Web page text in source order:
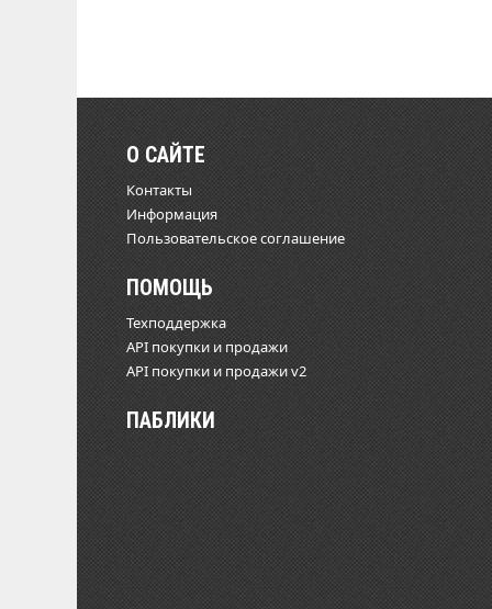
О САЙТЕ
Контакты
Информация
Пользовательское соглашение
ПОМОЩЬ
Техподдержка
API покупки и продажи
API покупки и продажи v2
ПАБЛИКИ